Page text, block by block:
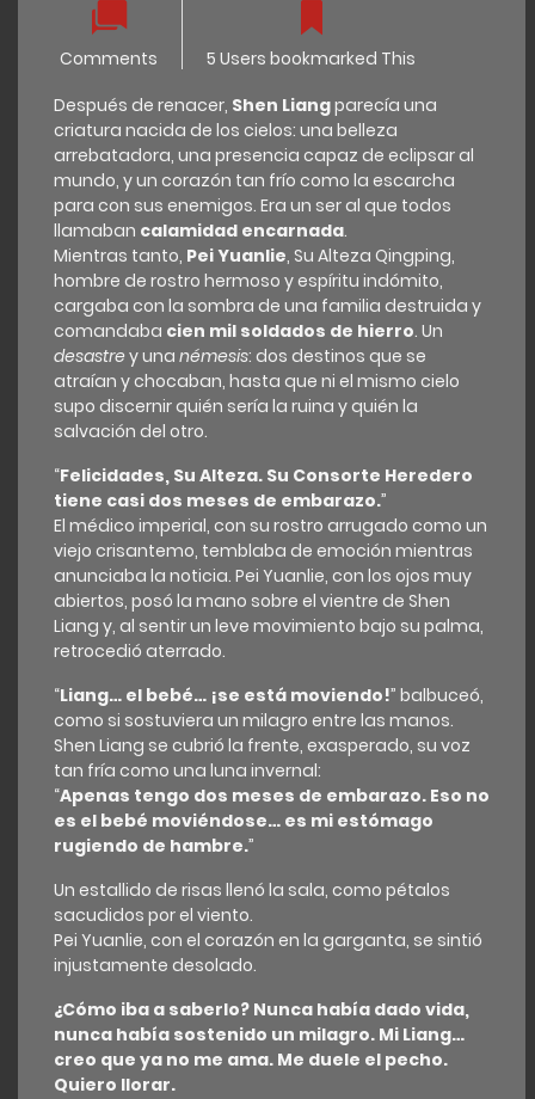
Comments
5 Users bookmarked This
Después de renacer, Shen Liangparecía una
criatura nacida de los cielos: una belleza
arrebatadora, una presencia capaz de eclipsar al
mundo, y un corazón tan frío como la escarcha
para con sus enemigos. Era un ser al que todos
llamaban calamidad encarnada.
Mientras tanto, Pei Yuanlie, Su Alteza Qingping,
hombre de rostro hermoso y espíritu indómito,
cargaba con la sombra de una familia destruida y
comandaba cien mil soldados de hierro. Un
desastrey una némesis: dos destinos que se
atraían y chocaban, hasta que ni el mismo cielo
supo discernir quién sería la ruina y quién la
salvación del otro.
“Felicidades, Su Alteza. Su Consorte Heredero
tiene casi dos meses de embarazo.”
El médico imperial, con su rostro arrugado como un
viejo crisantemo, temblaba de emoción mientras
anunciaba la noticia. Pei Yuanlie, con los ojos muy
abiertos, posó la mano sobre el vientre de Shen
Liang y, al sentir un leve movimiento bajo su palma,
retrocedió aterrado.
“Liang… el bebé… ¡se está moviendo!” balbuceó,
como si sostuviera un milagro entre las manos.
Shen Liang se cubrió la frente, exasperado, su voz
tan fría como una luna invernal:
“Apenas tengo dos meses de embarazo. Eso no
es el bebé moviéndose… es mi estómago
rugiendo de hambre.”
Un estallido de risas llenó la sala, como pétalos
sacudidos por el viento.
Pei Yuanlie, con el corazón en la garganta, se sintió
injustamente desolado.
¿Cómo iba a saberlo? Nunca había dado vida,
nunca había sostenido un milagro. Mi Liang…
creo que ya no me ama. Me duele el pecho.
Quiero llorar.